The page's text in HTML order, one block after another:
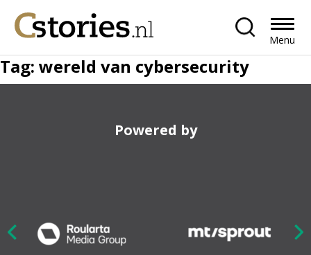
Menu
Tag: wereld van cybersecurity
Powered by